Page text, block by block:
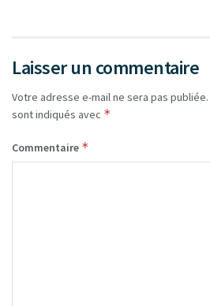
Laisser un commentaire
Votre adresse e-mail ne sera pas publiée.
sont indiqués avec *
Commentaire *